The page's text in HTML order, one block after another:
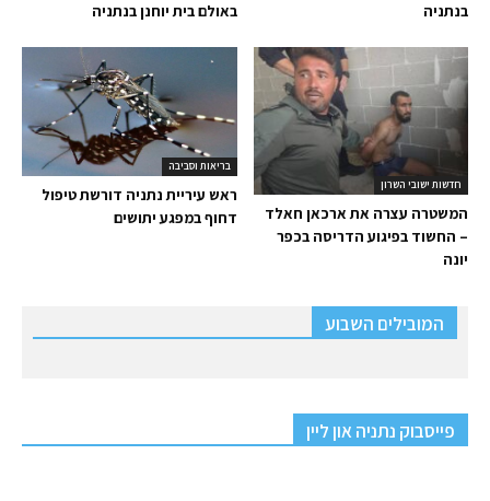
באולם בית יוחנן בנתניה
בנתניה
בריאות וסביבה
ראש עיריית נתניה דורשת טיפול
דחוף במפגע יתושים
חדשות ישובי השרון
המשטרה עצרה את ארכאן חאלד
– החשוד בפיגוע הדריסה בכפר
יונה
המובילים השבוע
פייסבוק נתניה און ליין